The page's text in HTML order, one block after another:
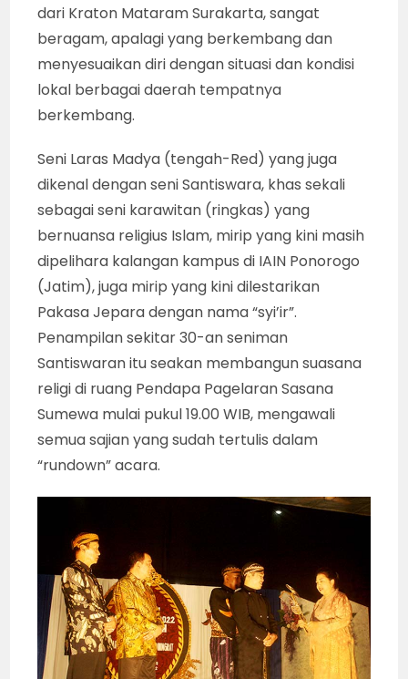
dari Kraton Mataram Surakarta, sangat
beragam, apalagi yang berkembang dan
menyesuaikan diri dengan situasi dan kondisi
lokal berbagai daerah tempatnya
berkembang.
Seni Laras Madya (tengah-Red) yang juga
dikenal dengan seni Santiswara, khas sekali
sebagai seni karawitan (ringkas) yang
bernuansa religius Islam, mirip yang kini masih
dipelihara kalangan kampus di IAIN Ponorogo
(Jatim), juga mirip yang kini dilestarikan
Pakasa Jepara dengan nama “syi’ir”.
Penampilan sekitar 30-an seniman
Santiswaran itu seakan membangun suasana
religi di ruang Pendapa Pagelaran Sasana
Sumewa mulai pukul 19.00 WIB, mengawali
semua sajian yang sudah tertulis dalam
“rundown” acara.